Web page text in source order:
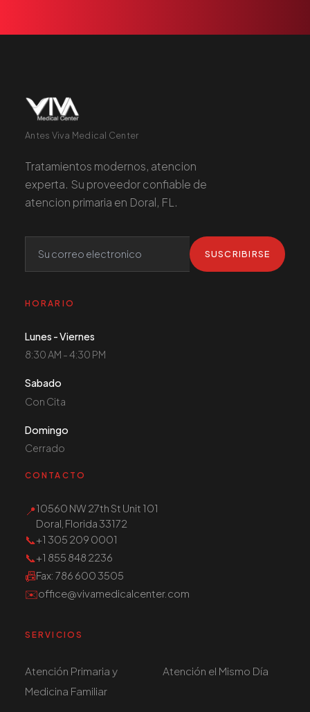
Antes Viva Medical Center
Tratamientos modernos, atencion
experta. Su proveedor confiable de
atencion primaria en Doral, FL.
SUSCRIBIRSE
HORARIO
Lunes - Viernes
8:30 AM - 4:30 PM
Sabado
Con Cita
Domingo
Cerrado
CONTACTO
📍10560 NW 27th St Unit 101
Doral, Florida 33172
📞+1 305 209 0001
📞+1 855 848 2236
📠Fax: 786 600 3505
✉️office@vivamedicalcenter.com
SERVICIOS
Atención Primaria y
Medicina Familiar
Atención el Mismo Día